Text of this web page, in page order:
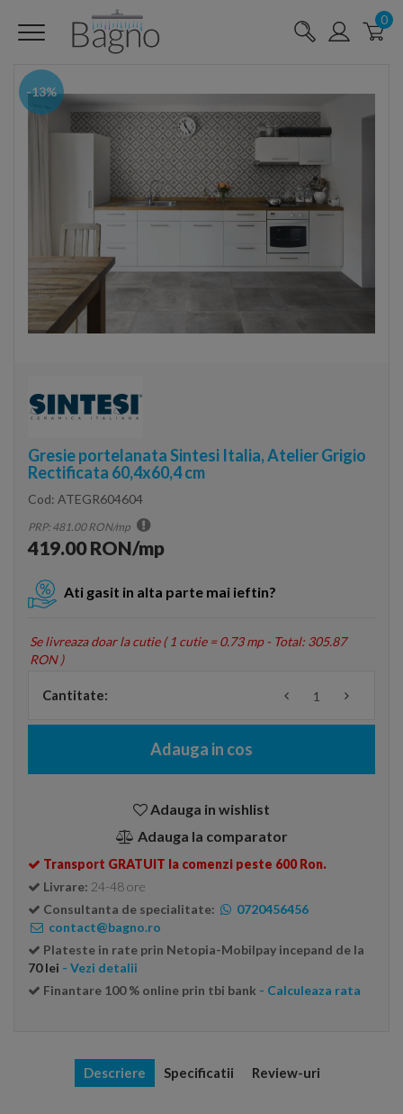
0
-13%
Gresie portelanata Sintesi Italia, Atelier Grigio
Rectificata 60,4x60,4 cm
Cod: ATEGR604604
PRP: 481.00 RON/mp
419.00 RON/mp
Ati gasit in alta parte mai ieftin?
Se livreaza doar la cutie (1 cutie = 0.73 mp - Total: 305.87
RON )
Cantitate:
Adauga in cos
Adauga in wishlist
Adauga la comparator
Transport GRATUIT la comenzi peste 600 Ron.
Livrare: 24-48 ore
Consultanta de specialitate:
0720456456
contact@bagno.ro
Plateste in rate prin Netopia-Mobilpay incepand de la
70 lei - Vezi detalii
Finantare 100 % online prin tbi bank - Calculeaza rata
Descriere Specificatii Review-uri